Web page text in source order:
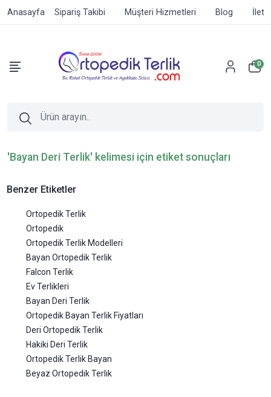
Anasayfa Sipariş Takibi Müşteri Hizmetleri Blog
0
'Bayan Deri Terlik' kelimesi için etiket sonuçları
Benzer Etiketler
Ortopedik Terlik
Ortopedik
Ortopedik Terlik Modelleri
Bayan Ortopedik Terlik
Falcon Terlik
Ev Terlikleri
Bayan Deri Terlik
Ortopedik Bayan Terlik Fiyatları
Deri Ortopedik Terlik
Hakiki Deri Terlik
Ortopedik Terlik Bayan
Beyaz Ortopedik Terlik